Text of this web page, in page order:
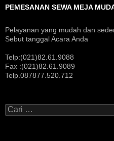
PEMESANAN SEWA MEJA
Pelayanan yang mudah dan
Sebut tanggal Acara Anda
Telp:(021)82.61.9088
Fax :(021)82.61.9089
Telp.087877.520.712
Cari
untuk: